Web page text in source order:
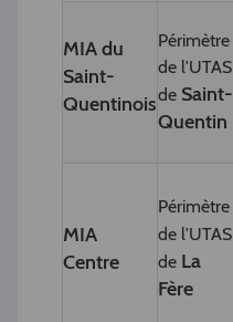
MIA du
Saint-
Quentinois
Périmètre
de l'UTAS
de Saint-
Quentin
MIA
Centre
Périmètre
de l'UTAS
de La
Fère